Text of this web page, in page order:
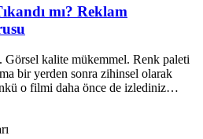
mı? Reklam
kalite mükemmel. Renk paleti
bir yerden sonra zihinsel olarak
o filmi daha önce de izlediniz…